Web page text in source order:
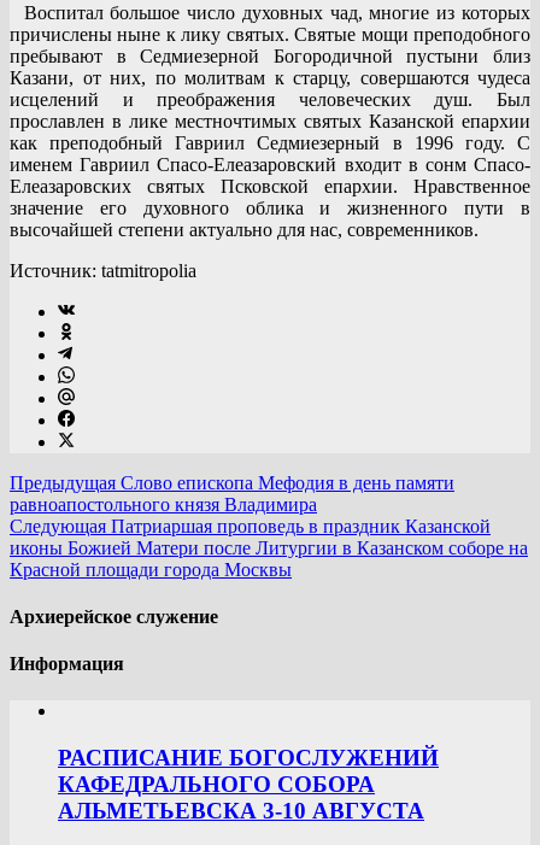
Воспитал большое число духовных чад, многие из которых
причислены ныне к лику святых. Святые мощи преподобного
пребывают в Седмиезерной Богородичной пустыни близ
Казани, от них, по молитвам к старцу, совершаются чудеса
исцелений и преображения человеческих душ. Был
прославлен в лике местночтимых святых Казанской епархии
как преподобный Гавриил Седмиезерный в 1996 году. С
именем Гавриил Спасо-Елеазаровский входит в сонм Спасо-
Елеазаровских святых Псковской епархии. Нравственное
значение его духовного облика и жизненного пути в
высочайшей степени актуально для нас, современников.
Источник: tatmitropolia
Предыдущая Слово епископа Мефодия в день памяти
равноапостольного князя Владимира
Следующая Патриаршая проповедь в праздник Казанской
иконы Божией Матери после Литургии в Казанском соборе на
Красной площади города Москвы
Архиерейское служение
Информация
РАСПИСАНИЕ БОГОСЛУЖЕНИЙ
КАФЕДРАЛЬНОГО СОБОРА
АЛЬМЕТЬЕВСКА 3-10 АВГУСТА